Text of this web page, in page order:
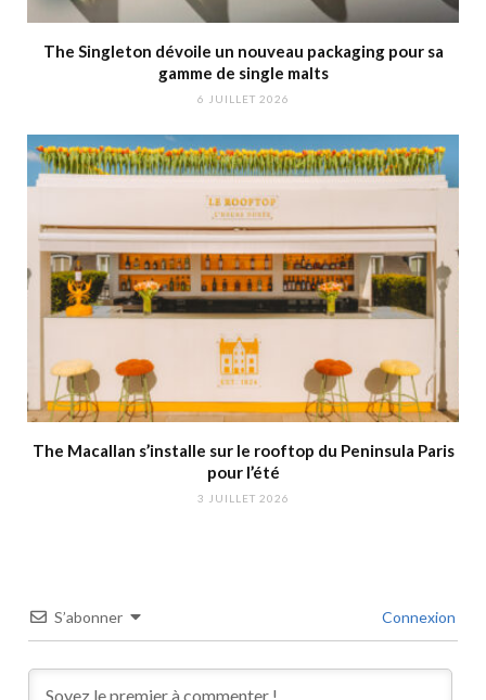
The Singleton dévoile un nouveau packaging pour sa
gamme de single malts
6 JUILLET 2026
The Macallan s’installe sur le rooftop du Peninsula Paris
pour l’été
3 JUILLET 2026
S’abonner Connexion